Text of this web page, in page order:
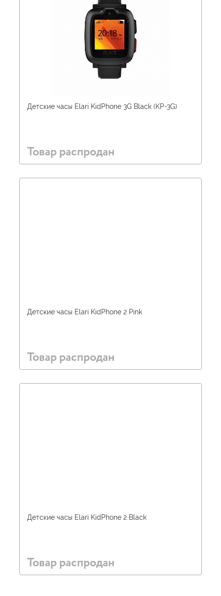
Детские часы Elari KidPhone 3G Black (KP-3G)
Товар распродан
Детские часы Elari KidPhone 2 Pink
Товар распродан
Детские часы Elari KidPhone 2 Black
Товар распродан